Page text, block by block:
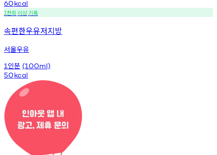
60kcal
1천회 이상기록
속편한우유저지방
서울우유
1 인분 (100ml)
50kcal